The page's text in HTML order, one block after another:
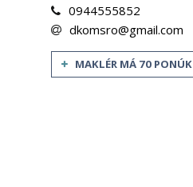
0944555852
dkomsro@gmail.com
MAKLÉR MÁ 70 PONÚK